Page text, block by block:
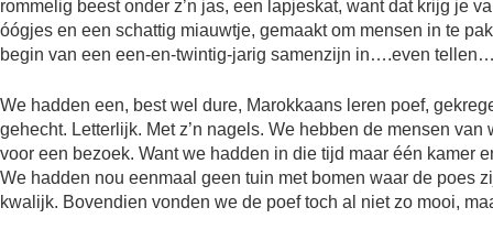
rommelig beest onder z’n jas, een lapjeskat, want dat krijg je
óógjes en een schattig miauwtje, gemaakt om mensen in te
begin van een een-en-twintig-jarig samenzijn in….even
We hadden een, best wel dure, Marokkaans leren poef,
gehecht. Letterlijk. Met z’n nagels. We hebben de mensen
voor een bezoek. Want we hadden in die tijd maar één kamer
We hadden nou eenmaal geen tuin met bomen waar de poes
kwalijk. Bovendien vonden we de poef toch al niet zo mooi,